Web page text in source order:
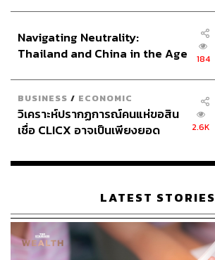
Navigating Neutrality:
Thailand and China in the Age
184
BUSINESS / ECONOMIC
วิเคราะห์ปรากฏการณ์คนแห่ขอสิน
เชื่อ CLICX อาจเป็นเพียงยอด
เรือนไทยที่ถูกซุกไว้
2.6K
LATEST STORIES